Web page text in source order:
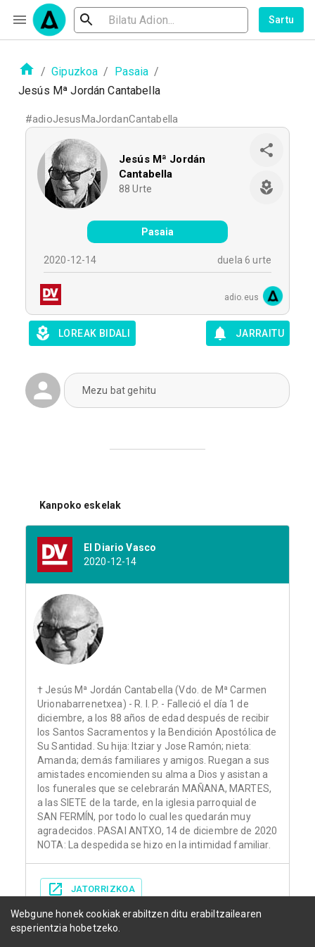
Sartu
/ Gipuzkoa / Pasaia /
Jesús Mª Jordán Cantabella
#adioJesusMaJordanCantabella
Jesús Mª Jordán
Cantabella
88 Urte
Pasaia
2020-12-14 duela 6 urte
adio.eus
LOREAK BIDALI JARRAITU
Mezu bat gehitu
Kanpoko eskelak
El Diario Vasco
2020-12-14
† Jesús Mª Jordán Cantabella (Vdo. de Mª Carmen
Urionabarrenetxea) - R. I. P. - Falleció el día 1 de
diciembre, a los 88 años de edad después de recibir
los Santos Sacramentos y la Bendición Apostólica de
Su Santidad. Su hija: Itziar y Jose Ramón; nieta:
Amanda; demás familiares y amigos. Ruegan a sus
amistades encomienden su alma a Dios y asistan a
los funerales que se celebrarán MAÑANA, MARTES,
a las SIETE de la tarde, en la iglesia parroquial de
SAN FERMÍN, por todo lo cual les quedarán muy
agradecidos. PASAI ANTXO, 14 de diciembre de 2020
NOTA: La despedida se hizo en la intimidad familiar.
JATORRIZKOA
Webgune honek cookiak erabiltzen ditu erabiltzailearen
esperientzia hobetzeko.